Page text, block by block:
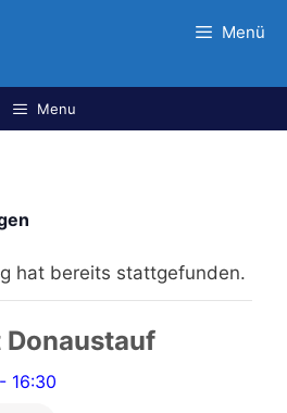
Menü
Menu
hat bereits stattgefunden.
- 16:30